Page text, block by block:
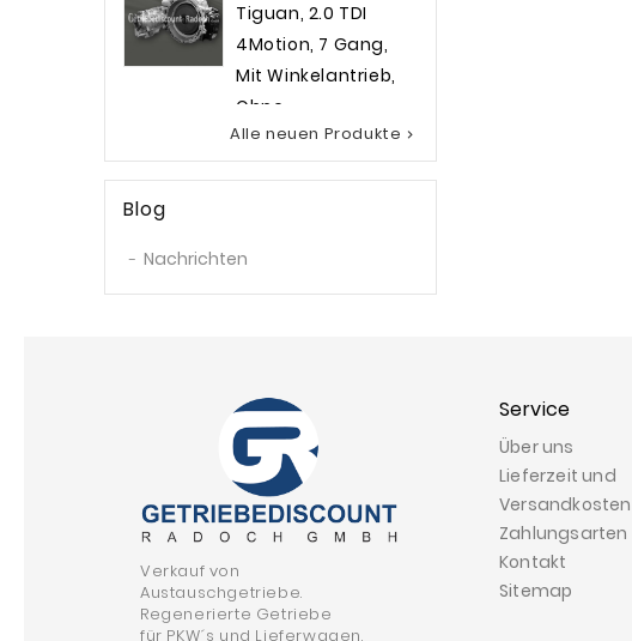
Tiguan, 2.0 TDI
4Motion, 7 Gang,
Mit Winkelantrieb,
Ohne...
2.799,00 €Preis
Alle neuen Produkte 
Blog
Nachrichten
Verkauf von
Austauschgetriebe.
Regenerierte Getriebe
für PKW´s und Lieferwagen.
Service
Über uns
Lieferzeit und
Versandkosten
Zahlungsarten
Kontakt
Sitemap